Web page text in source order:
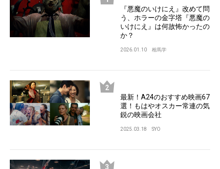
『悪魔のいけにえ』改めて問
う、ホラーの金字塔『悪魔の
いけにえ』は何故怖かったの
か？
2026.01.10 相馬学
最新！A24のおすすめ映画67
選！もはやオスカー常連の気
鋭の映画会社
2025.03.18 SYO